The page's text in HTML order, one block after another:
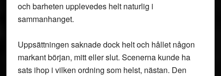
och barheten upplevedes helt naturlig i
sammanhanget.
Uppsättningen saknade dock helt och hållet någon
markant början, mitt eller slut. Scenerna kunde ha
sats ihop i vilken ordning som helst, nästan. Den